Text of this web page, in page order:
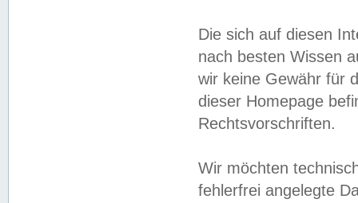
Die sich auf diesen
nach besten Wissen
wir keine Gewähr für
dieser Homepage
Rechtsvorschriften.
Wir möchten
fehlerfrei angelegte